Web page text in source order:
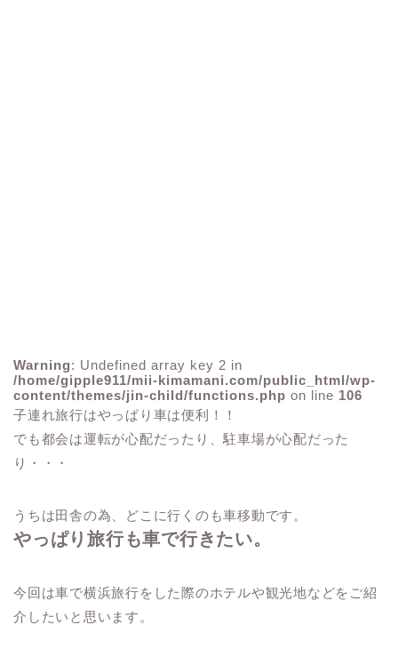
Warning: Undefined array key 2 in
/home/gipple911/mii-kimamani.com/public_html/wp-
content/themes/jin-child/functions.php on line 106
子連れ旅行はやっぱり車は便利！！
でも都会は運転が心配だったり、駐車場が心配だった
り・・・
うちは田舎の為、どこに行くのも車移動です。
やっぱり旅行も車で行きたい。
今回は車で横浜旅行をした際のホテルや観光地などをご紹
介したいと思います。